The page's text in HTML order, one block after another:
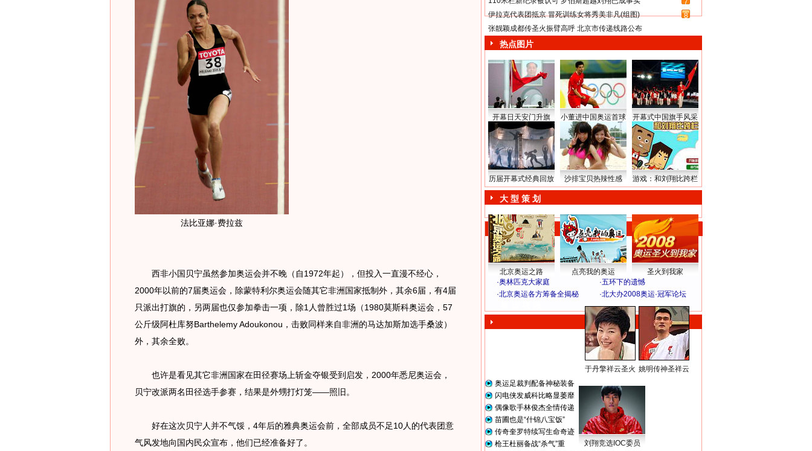
法比亚娜·费拉兹
西非小国贝宁虽然参加奥运会并不晚（自1972年起），但投入一直漫不经心，
2000年以前的7届奥运会，除蒙特利尔奥运会随其它非洲国家抵制外，其余6届，有4届
只派出打旗的，另两届也仅参加拳击一项，除1人曾胜过1场（1980莫斯科奥运会，57
公斤级阿杜库努Barthelemy Adoukonou，击败同样来自非洲的马达加斯加选手桑波）
外，其余全败。
也许是看见其它非洲国家在田径赛场上斩金夺银受到启发，2000年悉尼奥运会，
贝宁改派两名田径选手参赛，结果是外甥打灯笼——照旧。
好在这次贝宁人并不气馁，4年后的雅典奥运会前，全部成员不足10人的代表团意
气风发地向国内民众宣布，他们已经准备好了。
7
伊拉克代表团抵京 冒死训练女将秀美非凡(组图)
8
张靓颖成都传圣火振臂高呼 北京市传递线路公布
热点图片
开幕日天安门升旗 小董进中国奥运首球 开幕式中国旗手风采
历届开幕式经典回放 沙排宝贝热辣性感 游戏：和刘翔比跨栏
大 型 策 划
北京奥运之路 点亮我的奥运
圣火到我家
·奥林匹克大家庭 ·五环下的遗憾
·北京奥运各方筹备全揭秘 ·北大办2008奥运·冠军论坛
于丹擎祥云圣火 姚明传神圣祥云
奥运足裁判配备神秘装备
闪电侠发威科比略显萎靡
偶像歌手林俊杰全情传递
苗圃也是“什锦八宝饭”
传奇奎罗特续写生命奇迹
枪王杜丽备战“杀气”重
刘翔竞选IOC委员